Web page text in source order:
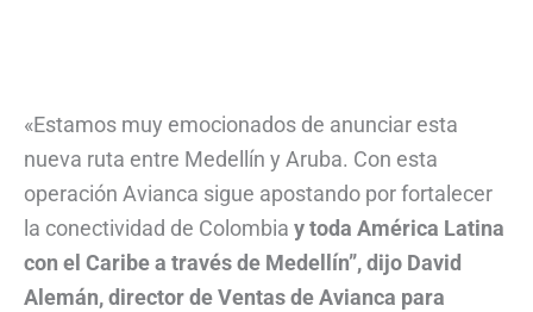
«Estamos muy emocionados de anunciar esta
nueva ruta entre Medellín y Aruba. Con esta
operación Avianca sigue apostando por fortalecer
la conectividad de Colombia y toda América Latina
con el Caribe a través de Medellín”, dijo David
Alemán, director de Ventas de Avianca para